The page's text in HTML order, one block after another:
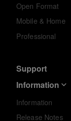
Open Format
Mobile & Home
Professional
Support
Information
Information
Release Notes